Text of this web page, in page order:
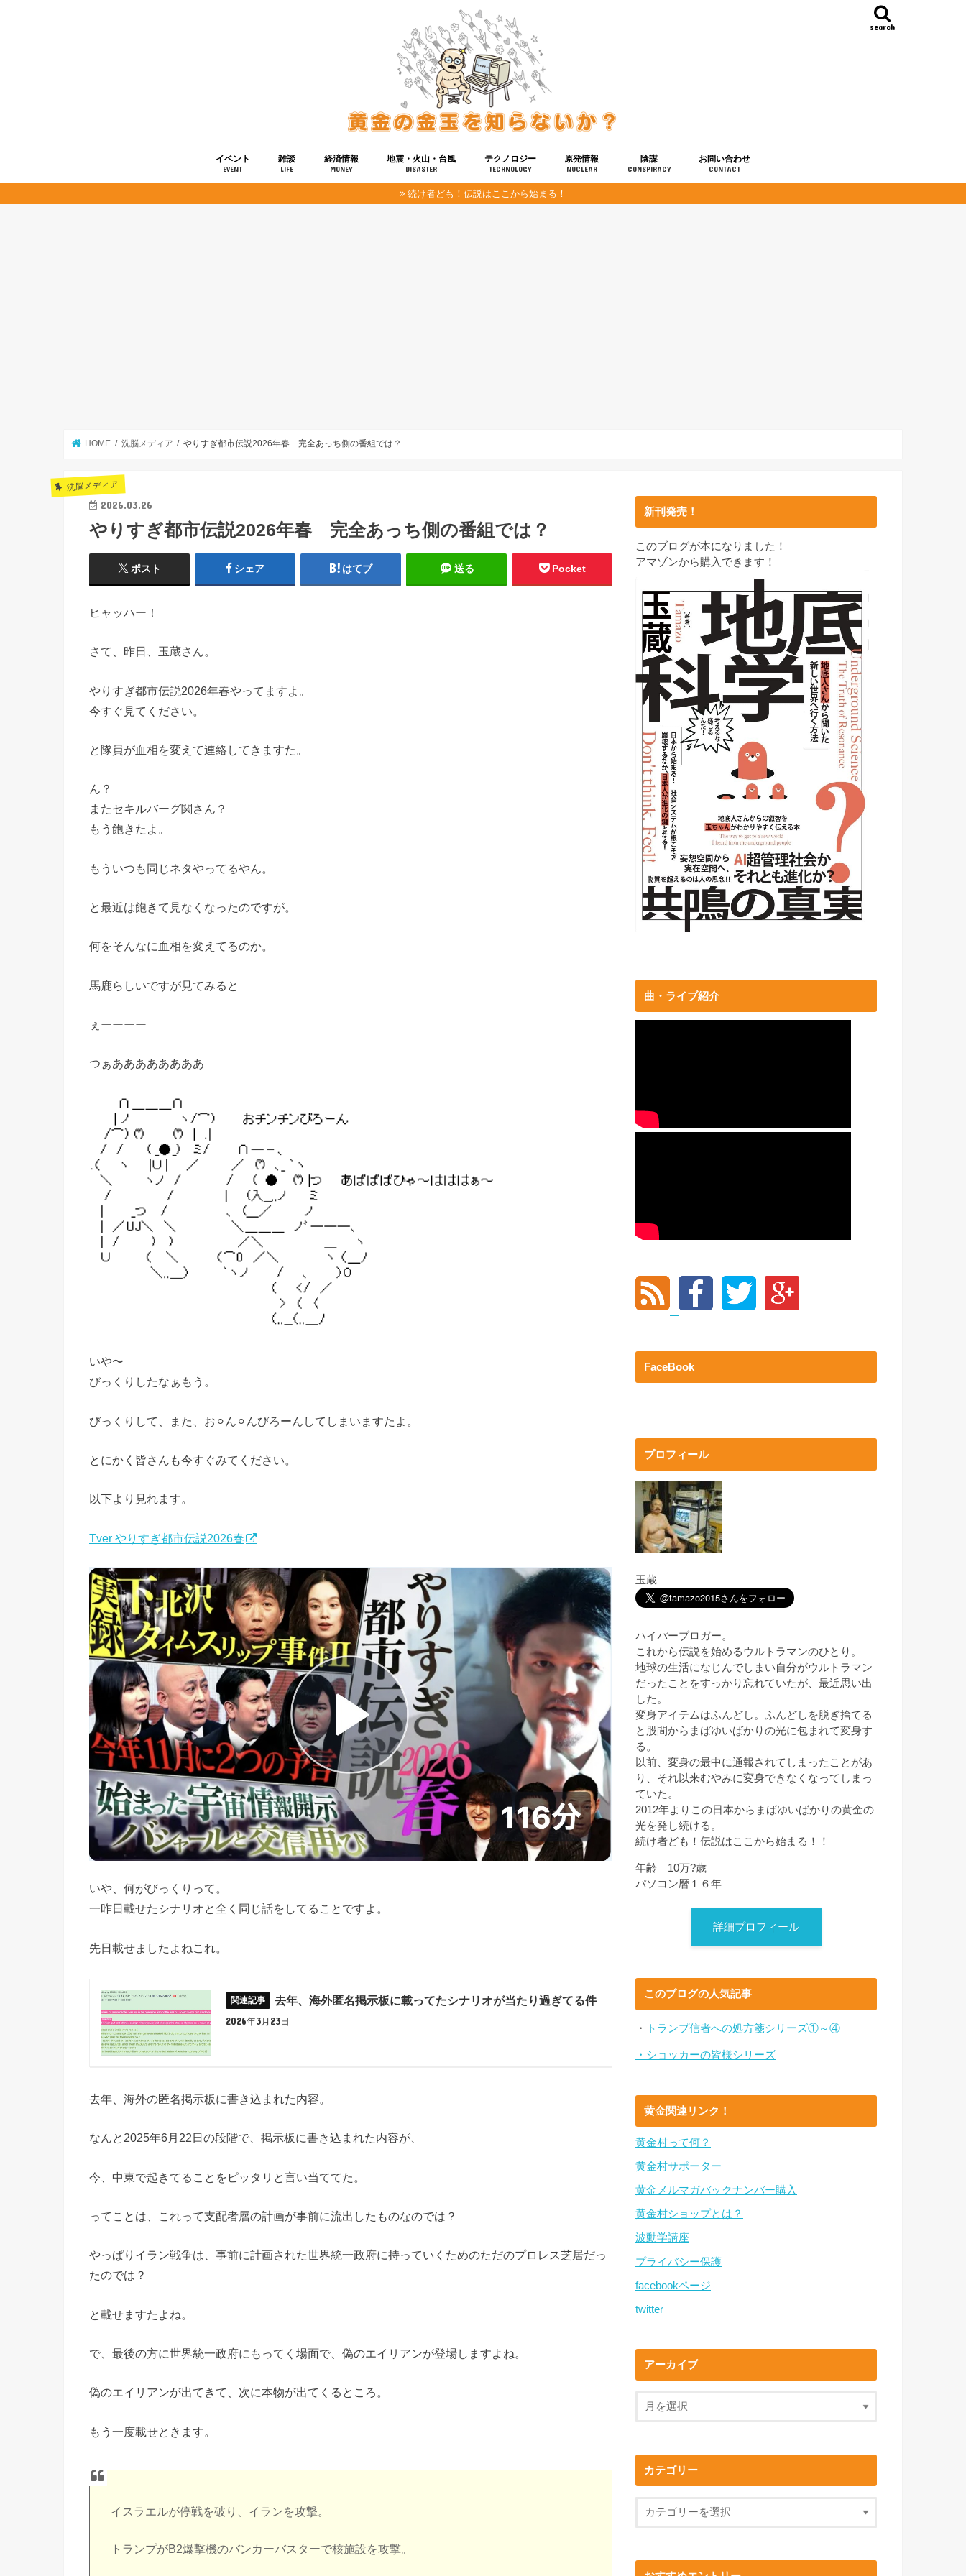
search
イベント
EVENT
雑談
LIFE
経済情報
MONEY
地震・火山・台風
DISASTER
テクノロジー
TECHNOLOGY
健康
宇宙
原発情報
NUCLEAR
陰謀
CONSPIRACY
お問い合わせ
CONTACT
続け者ども！伝説はここから始まる！
HOME 洗脳メディア やりすぎ都市伝説2026年春 完全あっち側の番組では？
洗脳メディア
2026.03.26
やりすぎ都市伝説2026年春 完全あっち側の番組では？
ポスト シェア はてブ 送る Pocket
ヒャッハー！
さて、昨日、玉蔵さん。
やりすぎ都市伝説2026年春やってますよ。
今すぐ見てください。
と隊員が血相を変えて連絡してきますた。
ん？
またセキルバーグ関さん？
もう飽きたよ。
もういつも同じネタやってるやん。
と最近は飽きて見なくなったのですが。
何をそんなに血相を変えてるのか。
馬鹿らしいですが見てみると
ぇーーーー
つぁああああああああ
いや〜
びっくりしたなぁもう。
びっくりして、また、お⚪︎ん⚪︎んびろーんしてしまいますたよ。
とにかく皆さんも今すぐみてください。
以下より見れます。
Tver やりすぎ都市伝説2026春
いや、何がびっくりって。
一昨日載せたシナリオと全く同じ話をしてることですよ。
先日載せましたよねこれ。
去年、海外匿名掲示板に載ってたシナリオが当たり過ぎてる件
2026年3月23日
去年、海外の匿名掲示板に書き込まれた内容。
なんと2025年6月22日の段階で、掲示板に書き込まれた内容が、
今、中東で起きてることをピッタリと言い当ててた。
ってことは、これって支配者層の計画が事前に流出したものなのでは？
やっぱりイラン戦争は、事前に計画された世界統一政府に持っていくためのただのプロレス芝居だっ
たのでは？
と載せますたよね。
で、最後の方に世界統一政府にもってく場面で、偽のエイリアンが登場しますよね。
偽のエイリアンが出てきて、次に本物が出てくるところ。
もう一度載せときます。
イスラエルが停戦を破り、イランを攻撃。
トランプがB2爆撃機のバンカーバスターで核施設を攻撃。
新刊発売！
このブログが本になりました！
アマゾンから購入できます！
曲・ライブ紹介
FaceBook
プロフィール
玉蔵
ハイパーブロガー。
これから伝説を始めるウルトラマンのひとり。
地球の生活になじんでしまい自分がウルトラマン
だったことをすっかり忘れていたが、最近思い出
した。
変身アイテムはふんどし。ふんどしを脱ぎ捨てる
と股間からまばゆいばかりの光に包まれて変身す
る。
以前、変身の最中に通報されてしまったことがあ
り、それ以来むやみに変身できなくなってしまっ
ていた。
2012年よりこの日本からまばゆいばかりの黄金の
光を発し続ける。
続け者ども！伝説はここから始まる！！
年齢 10万?歳
パソコン暦１６年
詳細プロフィール
このブログの人気記事
・ トランプ信者への処方箋シリーズ①～④
・ショッカーの皆様シリーズ
黄金関連リンク！
黄金村って何？
黄金村サポーター
黄金メルマガバックナンバー購入
黄金村ショップとは？
波動学講座
プライバシー保護
facebookページ
twitter
アーカイブ
カテゴリー